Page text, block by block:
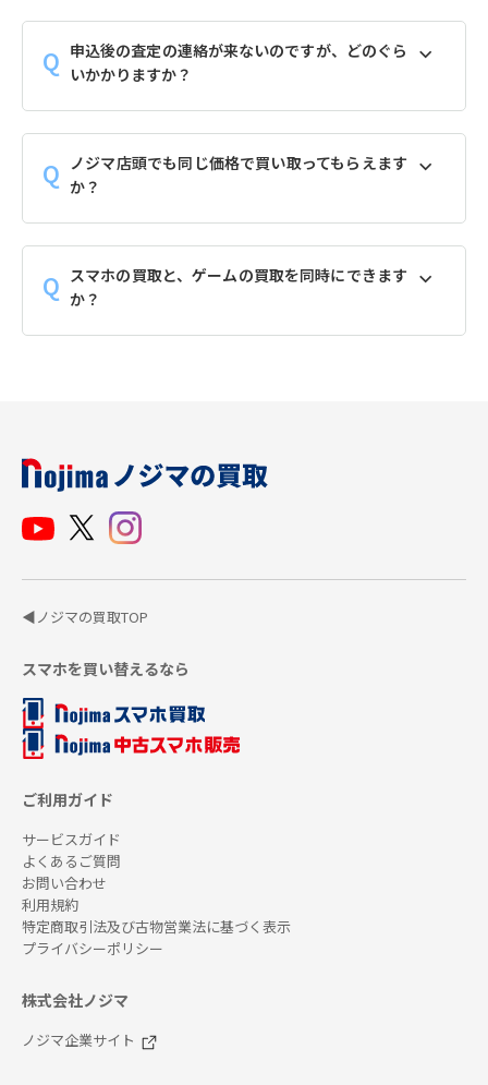
申込後の査定の連絡が来ないのですが、どのぐら
いかかりますか？
ノジマ店頭でも同じ価格で買い取ってもらえます
か？
スマホの買取と、ゲームの買取を同時にできます
か？
◀ノジマの買取TOP
スマホを買い替えるなら
ご利用ガイド
サービスガイド
よくあるご質問
お問い合わせ
利用規約
特定商取引法及び古物営業法に基づく表示
プライバシーポリシー
株式会社ノジマ
ノジマ企業サイト